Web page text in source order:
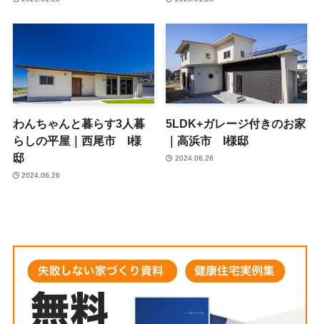
わんちゃんと暮らす3人暮
らしの平屋｜西尾市 I様
邸
2024.06.26
5LDK+ガレージ付きのお家
｜高浜市 I様邸
2024.06.26